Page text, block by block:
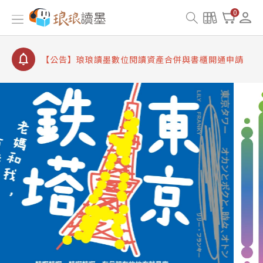
0
【公告】因 Readmoo 讀墨系統維護中，本站同步暫
停部分閱讀服務
【公告】琅琅讀墨數位閱讀資產合併與書櫃開通申請
【公告】琅琅讀墨書櫃開通常見問題
請圖文教學
【公告】琅琅書店服務升級重要說明及資產合併結果
查詢
【公告】因 Readmoo 讀墨系統維護中，本站同步暫
停部分閱讀服務